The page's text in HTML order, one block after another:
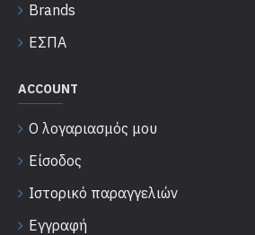
Brands
ΕΣΠΑ
ACCOUNT
Ο λογαριασμός μου
Είσοδος
Ιστορικό παραγγελιών
Εγγραφή